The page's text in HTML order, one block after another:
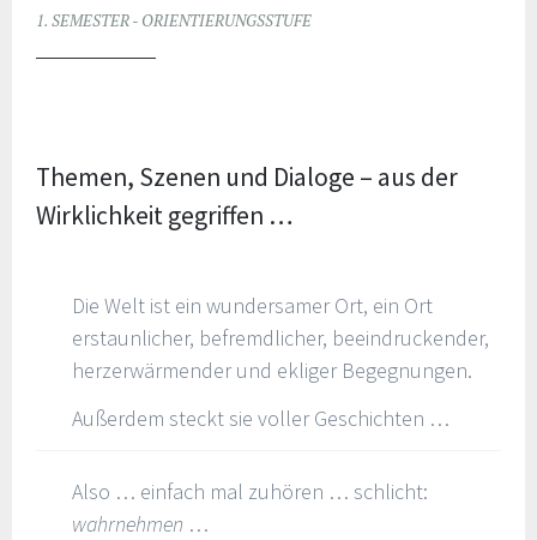
1. SEMESTER - ORIENTIERUNGSSTUFE
Themen, Szenen und Dialoge – aus der
Wirklichkeit gegriffen …
Die Welt ist ein wundersamer Ort, ein Ort
erstaunlicher, befremdlicher, beeindruckender,
herzerwärmender und ekliger Begegnungen.
Außerdem steckt sie voller Geschichten …
Also … einfach mal zuhören … schlicht:
wahrnehmen …